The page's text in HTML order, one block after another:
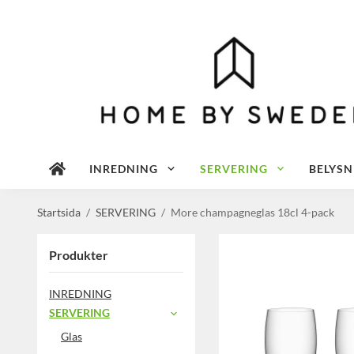
INREDNING SERVERING
Startsida / SERVERING / More champagneglas 18cl 4-pack
Produkter
INREDNING
SERVERING
Glas